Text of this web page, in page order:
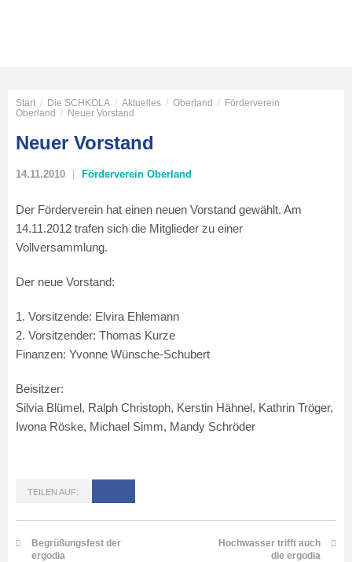
Start / Die SCHKOLA / Aktuelles / Oberland / Förderverein
Oberland / Neuer Vorstand
Neuer Vorstand
14.11.2010 Förderverein Oberland
Der Förderverein hat einen neuen Vorstand gewählt. Am
14.11.2012 trafen sich die Mitglieder zu einer
Vollversammlung.
Der neue Vorstand:
1. Vorsitzende: Elvira Ehlemann
2. Vorsitzender: Thomas Kurze
Finanzen: Yvonne Wünsche-Schubert
Beisitzer:
Silvia Blümel, Ralph Christoph, Kerstin Hähnel, Kathrin Tröger,
Iwona Röske, Michael Simm, Mandy Schröder
TEILEN AUF:
Begrüßungsfest der
ergodia
Hochwasser trifft auch
die ergodia